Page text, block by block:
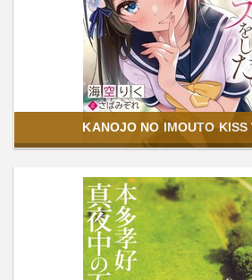
KANOJO NO IMOUTO KISS